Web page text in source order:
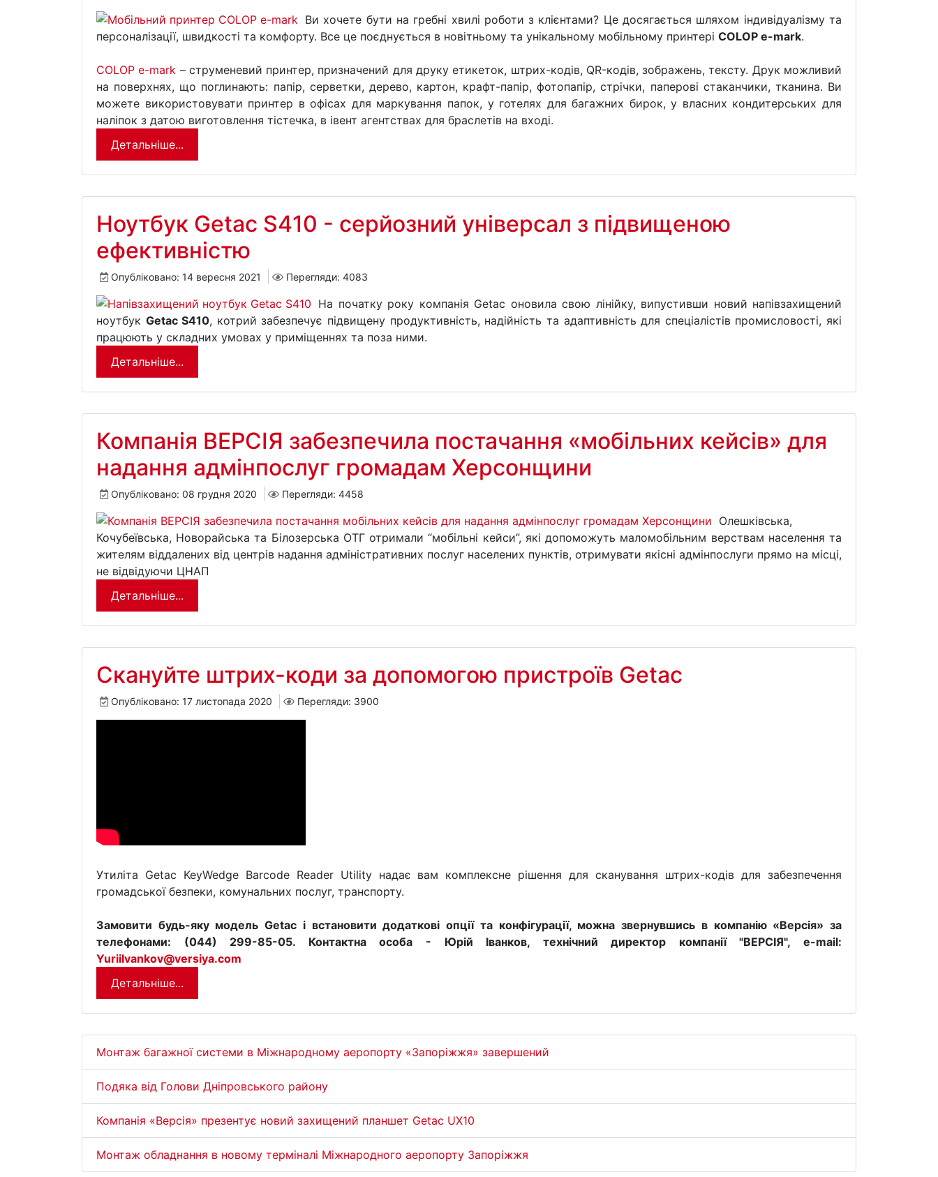
Ви хочете бути на гребні хвилі роботи з клієнтами? Це досягається шляхом індивідуалізму та
персоналізації, швидкості та комфорту. Все це поєднується в новітньому та унікальному мобільному принтері COLOP e-mark.
COLOP e-mark – струменевий принтер, призначений для друку етикеток, штрих-кодів, QR-кодів, зображень, тексту. Друк можливий
на поверхнях, що поглинають: папір, серветки, дерево, картон, крафт-папір, фотопапір, стрічки, паперові стаканчики, тканина. Ви
можете використовувати принтер в офісах для маркування папок, у готелях для багажних бирок, у власних кондитерських для
наліпок з датою виготовлення тістечка, в івент агентствах для браслетів на вході.
Детальніше...
Ноутбук Getac S410 - серйозний універсал з підвищеною
ефективністю
Опубліковано: 14 вересня 2021 Перегляди: 4083
На початку року компанія Getac оновила свою лінійку, випустивши новий напівзахищений
ноутбук Getac S410, котрий забезпечує підвищену продуктивність, надійність та адаптивність для спеціалістів промисловості, які
працюють у складних умовах у приміщеннях та поза ними.
Детальніше...
Компанія ВЕРСІЯ забезпечила постачання «мобільних кейсів» для
надання адмінпослуг громадам Херсонщини
Опубліковано: 08 грудня 2020 Перегляди: 4458
Олешківська,
Кочубеївська, Новорайська та Білозерська ОТГ отримали “мобільні кейси”, які допоможуть маломобільним верствам населення та
жителям віддалених від центрів надання адміністративних послуг населених пунктів, отримувати якісні адмінпослуги прямо на місці,
не відвідуючи ЦНАП
Детальніше...
Скануйте штрих-коди за допомогою пристроїв Getac
Опубліковано: 17 листопада 2020 Перегляди: 3900
Утиліта Getac KeyWedge Barcode Reader Utility надає вам комплексне рішення для сканування штрих-кодів для забезпечення
громадської безпеки, комунальних послуг, транспорту.
Замовити будь-яку модель Getac і встановити додаткові опції та конфігурації, можна звернувшись в компанію «Версія» за
телефонами: (044) 299-85-05. Контактна особа - Юрій Іванков, технічний директор компанії "ВЕРСІЯ", e-mail:
YuriiIvankov@versiya.com
Детальніше...
Монтаж багажної системи в Міжнародному аеропорту «Запоріжжя» завершений
Подяка від Голови Дніпровського району
Компанія «Версія» презентує новий захищений планшет Getac UX10
Монтаж обладнання в новому терміналі Міжнародного аеропорту Запоріжжя